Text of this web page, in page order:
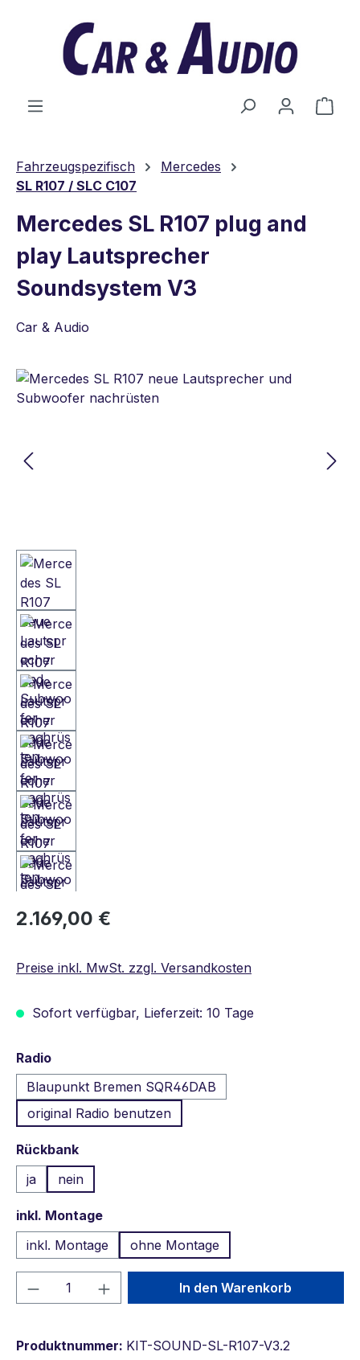
Zum Hauptinhalt springen
Fahrzeugspezifisch
Mercedes
SL R107 / SLC C107
Mercedes SL R107 plug and
play Lautsprecher
Soundsystem V3
Car & Audio
Bildergalerie überspringen
Regulärer Preis:
2.169,00 €
Preise inkl. MwSt. zzgl. Versandkosten
Sofort verfügbar, Lieferzeit: 10 Tage
Radioauswählen
Blaupunkt Bremen SQR46DAB
original Radio benutzen
Rückbankauswählen
ja
nein
inkl. Montageauswählen
inkl. Montage
ohne Montage
Produkt Anzahl: Gib denIn den Warenkorb
Produktnummer: KIT-SOUND-SL-R107-V3.2